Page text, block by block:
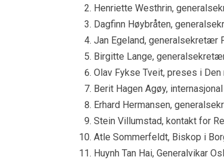
Henriette Westhrin,
Dagfinn Høybråten,
Jan Egeland, generalsekretær
Birgitte Lange,
Olav Fykse Tveit, preses i
Berit Hagen Agøy,
Erhard Hermansen,
Stein Villumstad, kontakt for
Atle Sommerfeldt, Biskop i
Huynh Tan Hai, Generalvikar